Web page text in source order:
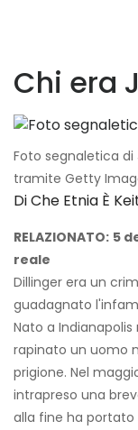
Chi era
Foto segnaletica di
tramite Getty
Di Che Etnia È
RELAZIONATO: 5
reale
Dillinger era un
guadagnato
Nato a
rapinato un uomo
prigione. Nel
intrapreso una
alla fine ha portato